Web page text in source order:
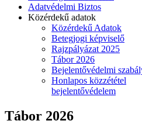
Adatvédelmi Biztos
Közérdekű adatok
Közérdekű Adatok
Betegjogi képviselő
Rajzpályázat 2025
Tábor 2026
Bejelentővédelmi
Honlapos közzététel
bejelentővédelem
Tábor 2026